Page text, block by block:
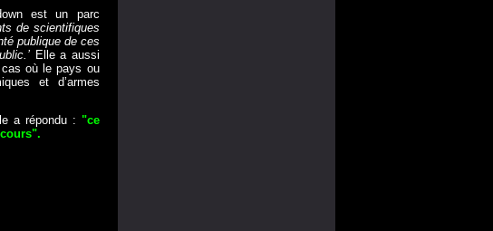
est un parc
de scientifiques
publique de ces
Elle a aussi
où le pays ou
et d’armes
a répondu : "ce